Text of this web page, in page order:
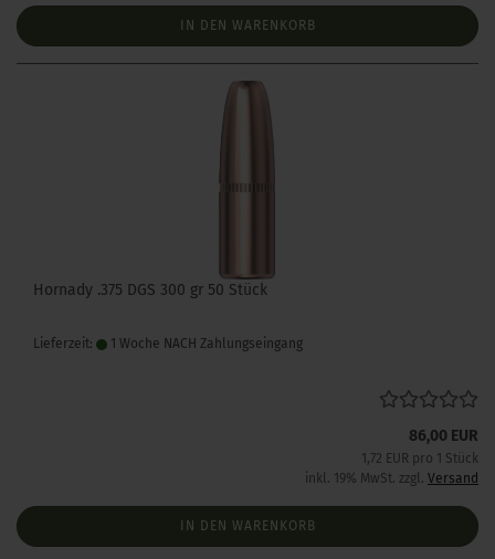
IN DEN WARENKORB
Hornady .375 DGS 300 gr 50 Stück
Lieferzeit: 1 Woche NACH Zahlungseingang
86,00 EUR
1,72 EUR pro 1 Stück
inkl. 19% MwSt. zzgl. Versand
IN DEN WARENKORB